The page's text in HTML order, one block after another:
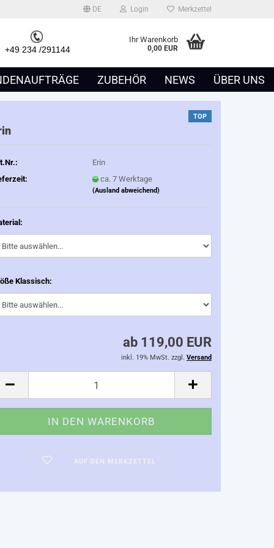
DE Login Merkzettel
234 /291144
Ihr Warenkorb
0,00 EUR
ZUBEHÖR NEWS ÜBER UNS
TOP
Erin
ca. 7 Werktage
(Ausland abweichend)
Klassisch:
ab 119,00 EUR
inkl. 19% MwSt. zzgl. Versand
AUF DEN MERKZETTEL